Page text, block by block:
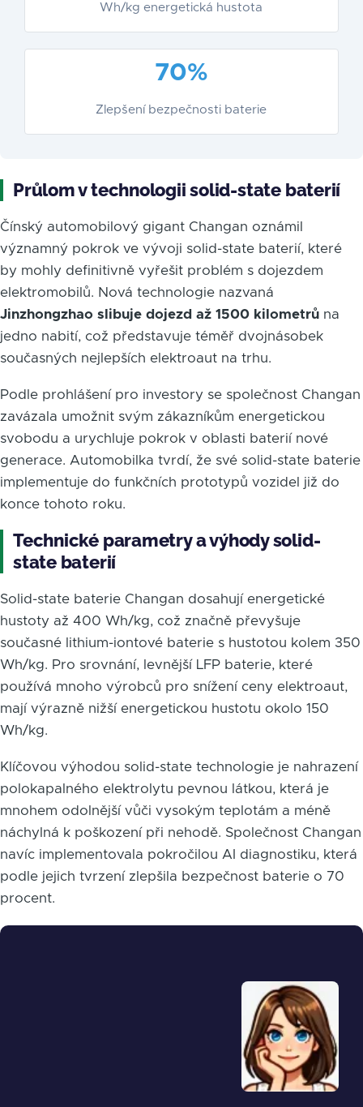
Wh/kg energetická hustota
70%
Zlepšení bezpečnosti baterie
Průlom v technologii solid-state baterií
Čínský automobilový gigant Changan oznámil
významný pokrok ve vývoji solid-state baterií, které
by mohly definitivně vyřešit problém s dojezdem
elektromobilů. Nová technologie nazvaná
Jinzhongzhao slibuje dojezd až 1500 kilometrů na
jedno nabití, což představuje téměř dvojnásobek
současných nejlepších elektroaut na trhu.
Podle prohlášení pro investory se společnost Changan
zavázala umožnit svým zákazníkům energetickou
svobodu a urychluje pokrok v oblasti baterií nové
generace. Automobilka tvrdí, že své solid-state baterie
implementuje do funkčních prototypů vozidel již do
konce tohoto roku.
Technické parametry a výhody solid-
state baterií
Solid-state baterie Changan dosahují energetické
hustoty až 400 Wh/kg, což značně převyšuje
současné lithium-iontové baterie s hustotou kolem 350
Wh/kg. Pro srovnání, levnější LFP baterie, které
používá mnoho výrobců pro snížení ceny elektroaut,
mají výrazně nižší energetickou hustotu okolo 150
Wh/kg.
Klíčovou výhodou solid-state technologie je nahrazení
polokapalného elektrolytu pevnou látkou, která je
mnohem odolnější vůči vysokým teplotám a méně
náchylná k poškození při nehodě. Společnost Changan
navíc implementovala pokročilou AI diagnostiku, která
podle jejich tvrzení zlepšila bezpečnost baterie o 70
procent.